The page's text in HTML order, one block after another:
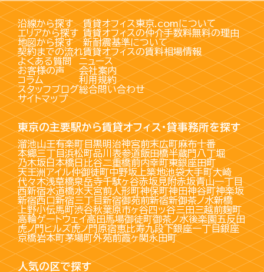
沿線から探す
エリアから探す
地図から探す
契約までの流れ
賃貸オフィス東京.comについて
賃貸オフィスの仲介手数料無料の理由
新耐震基準について
賃貸オフィスの賃料相場情報
よくある質問
お客様の声
コラム
スタッフブログ
サイトマップ
ニュース
会社案内
利用規約
総合問い合わせ
東京の主要駅から賃貸オフィス・貸事務所を探す
溜池山王有楽町目黒明治神宮前末広町麻布十番
本郷三丁目浜松町品川 表参道飯田橋半蔵門八丁堀
乃木坂日本橋日比谷二重橋前内幸町東銀座田町
天王洲アイル仲御徒町中野坂上築地池袋大手町大崎
代々木浅草橋泉岳寺千駄ヶ谷赤坂見附赤坂青山一丁目
西新宿水道橋水天宮前人形町神保町神田神谷町神楽坂
新宿西口新宿三丁目新宿御苑前新宿新御茶ノ水新橋
上野小伝馬町渋谷秋葉原市ヶ谷四ッ谷三田三越前麹町
高輪ゲートウェイ高田馬場御徒町御茶ノ水後楽園五反田
虎ノ門ヒルズ虎ノ門原宿恵比寿九段下銀座一丁目銀座
京橋岩本町茅場町外苑前霞ヶ関永田町
人気の区で探す